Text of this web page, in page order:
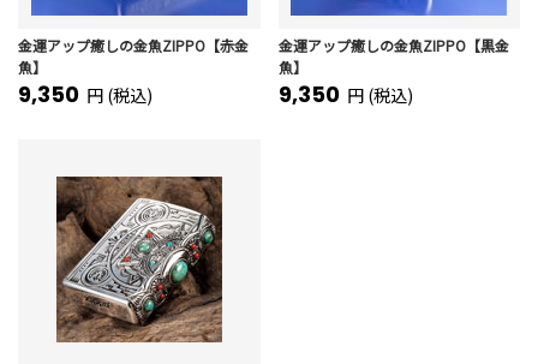
金運アップ癒しの金魚ZIPPO【赤金
魚】
9,350 円 (税込)
金運アップ癒しの金魚ZIPPO【黒金
魚】
9,350 円 (税込)